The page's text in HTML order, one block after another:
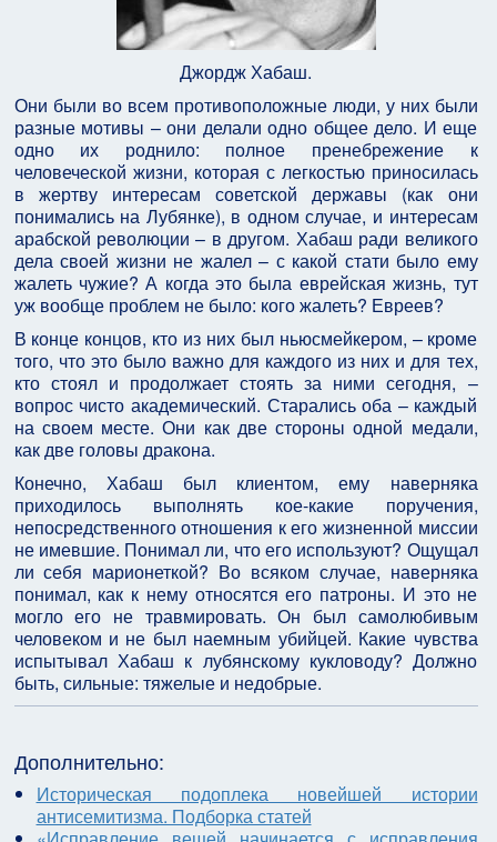
Джордж Хабаш.
Они были во всем противоположные люди, у них были
разные мотивы – они делали одно общее дело. И еще
одно их роднило: полное пренебрежение к
человеческой жизни, которая с легкостью приносилась
в жертву интересам советской державы (как они
понимались на Лубянке), в одном случае, и интересам
арабской революции – в другом. Хабаш ради великого
дела своей жизни не жалел – с какой стати было ему
жалеть чужие? А когда это была еврейская жизнь, тут
уж вообще проблем не было: кого жалеть? Евреев?
В конце концов, кто из них был ньюсмейкером, – кроме
того, что это было важно для каждого из них и для тех,
кто стоял и продолжает стоять за ними сегодня, –
вопрос чисто академический. Старались оба – каждый
на своем месте. Они как две стороны одной медали,
как две головы дракона.
Конечно, Хабаш был клиентом, ему наверняка
приходилось выполнять кое-какие поручения,
непосредственного отношения к его жизненной миссии
не имевшие. Понимал ли, что его используют? Ощущал
ли себя марионеткой? Во всяком случае, наверняка
понимал, как к нему относятся его патроны. И это не
могло его не травмировать. Он был самолюбивым
человеком и не был наемным убийцей. Какие чувства
испытывал Хабаш к лубянскому кукловоду? Должно
быть, сильные: тяжелые и недобрые.
Дополнительно:
Историческая подоплека новейшей истории
антисемитизма. Подборка статей